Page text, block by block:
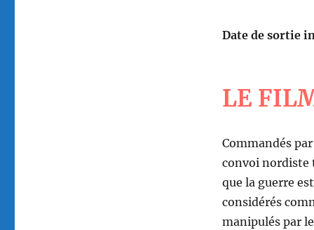
Date de sortie
LE
Commandés
convoi nordiste
que la guerre
considérés
manipulés par